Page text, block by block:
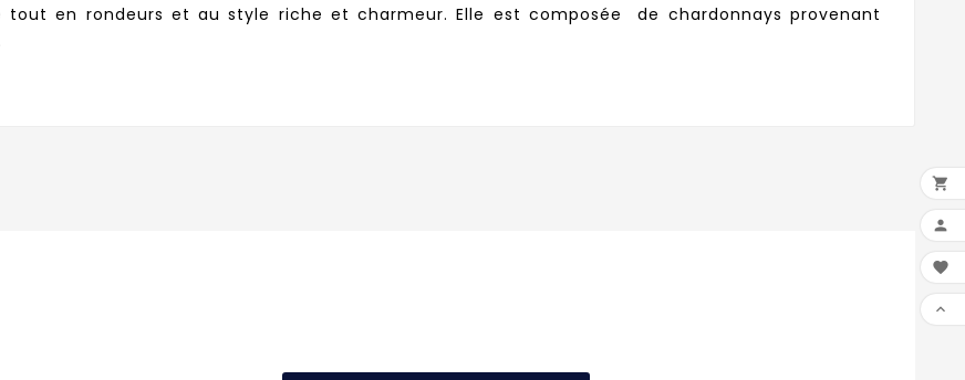
en rondeurs et au style riche et charmeur. Elle est composée de chardonnays provenant



